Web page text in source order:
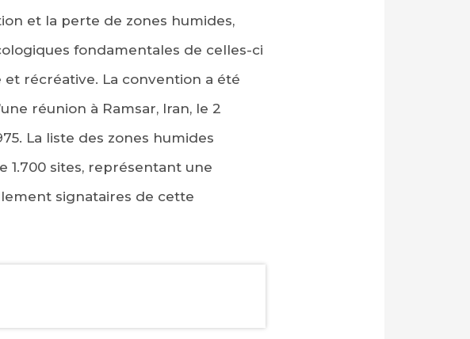
et la perte de zones humides,
fondamentales de celles-ci
récréative. La convention a été
réunion à Ramsar, Iran, le 2
La liste des zones humides
sites, représentant une
signataires de cette